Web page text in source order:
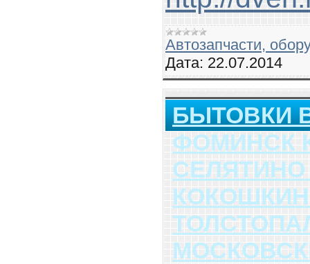
Автозапчасти,
Дата: 22.07.2014
БЫТОВКИ
ФОМИНСК